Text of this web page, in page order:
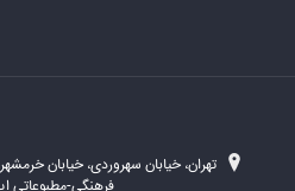
تهران، خیابان سهروردی، خیابان
فرهنگی-مطبوعاتی